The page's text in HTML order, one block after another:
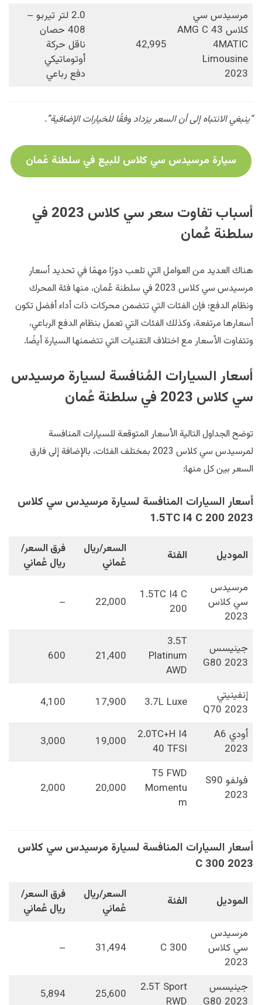
مرسيدس سي
كلاس AMG C 43
4MATIC
Limousine
2023
42,995
2.0 لتر تيربو –
408 حصان
ناقل حركة
أوتوماتيكي
دفع رباعي
“ينبغي الانتباه إلى أن السعر يزداد وفقًا للخيارات الإضافية”.
سيارة مرسيدس سي كلاس للبيع في سلطنة عُمان
أسباب تفاوت سعر سي كلاس 2023 في
سلطنة عُمان
هناك العديد من العوامل التي تلعب دورًا مهمًا في تحديد أسعار
مرسيدس سي كلاس 2023 في سلطنة عُمان، منها فئة المحرك
ونظام الدفع؛ فإن الفئات التي تتضمن محركات ذات أداء أفضل تكون
أسعارها مرتفعة، وكذلك الفئات التي تعمل بنظام الدفع الرباعي،
وتتفاوت الأسعار مع اختلاف التقنيات التي تتضمنها السيارة أيضًا.
أسعار السيارات المُنافسة لسيارة مرسيدس
سي كلاس 2023 في سلطنة عُمان
توضح الجداول التالية الأسعار المتوقعة للسيارات المنافسة
لمرسيدس سي كلاس 2023 بمختلف الفئات، بالإضافة إلى فارق
السعر بين كل منها:
أسعار السيارات المنافسة لسيارة مرسيدس سي كلاس
1.5TC I4 C 200 2023
الموديل الفئة
السعر/ريال
عُماني
فرق السعر/
ريال عُماني
مرسيدس
سي كلاس
2023
1.5TC I4 C
200
22,000
–
جينيسس
G80 2023
3.5T
Platinum
AWD
21,400
600
إنفينيتي
Q70 2023
3.7L Luxe
17,900
4,100
أودي A6
2023
2.0TC+H I4
40 TFSI
19,000
3,000
فولفو S90
2023
T5 FWD
Momentu
m
20,000
2,000
أسعار السيارات المنافسة لسيارة مرسيدس سي كلاس
C 300 2023
الموديل الفئة
السعر/ريال
عُماني
فرق السعر/
ريال عُماني
مرسيدس
سي كلاس
2023
C 300
31,494
–
جينيسس
2.5T Sport
25,600
5,894